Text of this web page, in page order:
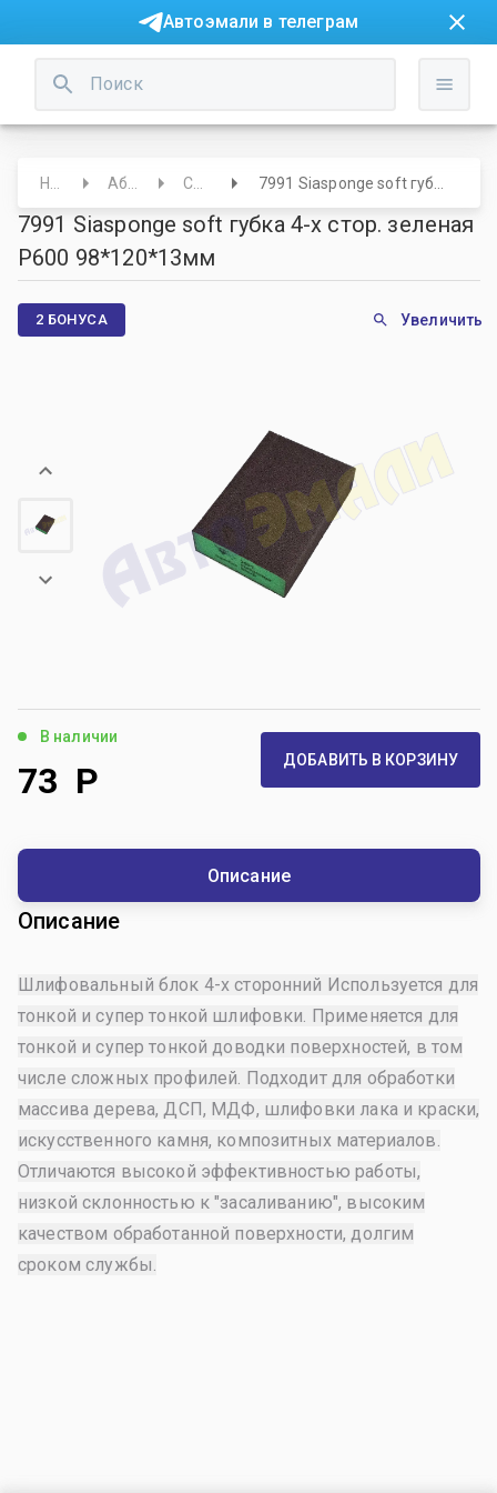
Автоэмали в телеграм
7991 Siasponge soft губка 4-х стор. зеленая
Р600 98*120*13мм
2 БОНУСА Увеличить
В наличии
73 Р ДОБАВИТЬ В КОРЗИНУ
Описание
Описание
Шлифовальный блок 4-х сторонний Используется для
тонкой и супер тонкой шлифовки. Применяется для
тонкой и супер тонкой доводки поверхностей, в том
числе сложных профилей. Подходит для обработки
массива дерева, ДСП, МДФ, шлифовки лака и краски,
искусственного камня, композитных материалов.
Отличаются высокой эффективностью работы,
низкой склонностью к "засаливанию", высоким
качеством обработанной поверхности, долгим
сроком службы.